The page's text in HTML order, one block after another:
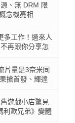
、無 DRM 限
念機亮相
多工作！過來人
再跟你分享怎
片量是3奈米同
搶首發、輝達
遊戲小店驚見
利歐兄弟》變體